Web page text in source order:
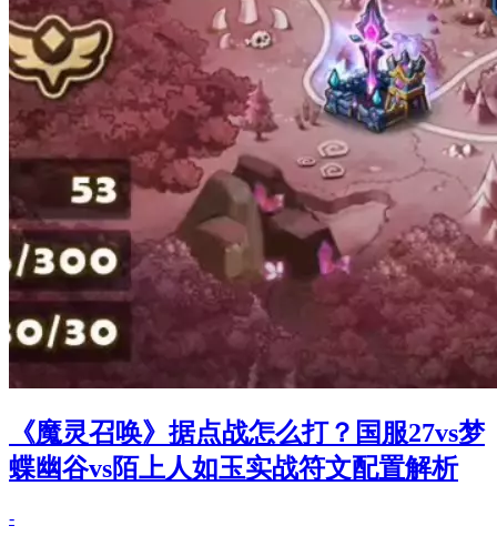
《魔灵召唤》据点战怎么打？国服27vs梦
蝶幽谷vs陌上人如玉实战符文配置解析
-